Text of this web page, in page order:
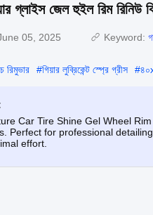
গ্লাইস জেল হুইল রিম রিনিউ
05, 2025 Keyword:
রিমুভার #গিয়ার লুব্রিকেন্ট স্প্রে গ্রীস #
Car Tire Shine Gel Wheel
Perfect for professional
effort.